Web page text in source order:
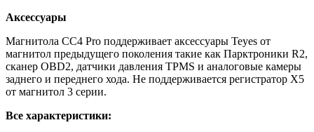
Аксессуары
Магнитола CC4 Pro поддерживает аксессуары Teyes от
магнитол предыдущего поколения такие как Парктроники R2,
сканер OBD2, датчики давления TPMS и аналоговые камеры
заднего и переднего хода. Не поддерживается регистратор X5
от магнитол 3 серии.
Все характеристики: